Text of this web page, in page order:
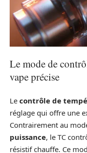
Le mode de
vape précise
Le contrôle de
réglage qui offre une
Contrairement au
puissance, le TC
résistif chauffe. Ce